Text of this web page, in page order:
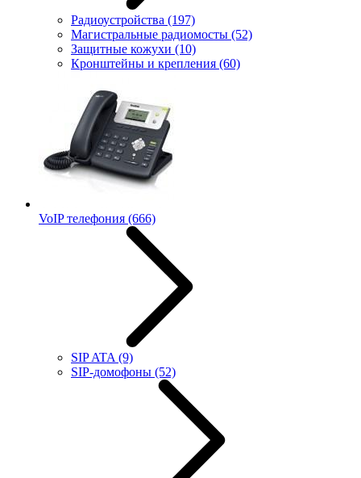
Радиоустройства (197)
Магистральные радиомосты (52)
Защитные кожухи (10)
Кронштейны и крепления (60)
VoIP телефония (666)
SIP ATA (9)
SIP-домофоны (52)